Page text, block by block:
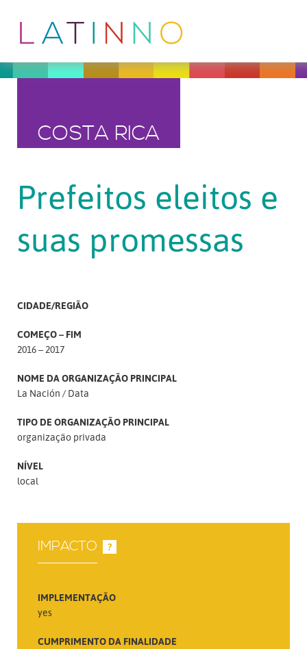
COSTA RICA
Prefeitos eleitos e
suas promessas
CIDADE/REGIÃO
COMEÇO – FIM
2016 – 2017
NOME DA ORGANIZAÇÃO PRINCIPAL
La Nación / Data
TIPO DE ORGANIZAÇÃO PRINCIPAL
organização privada
NÍVEL
local
IMPACTO ?
IMPLEMENTAÇÃO
yes
CUMPRIMENTO DA FINALIDADE